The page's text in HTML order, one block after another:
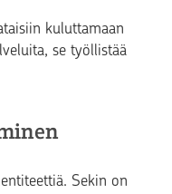
kuluttamaan
se työllistää
Sekin on